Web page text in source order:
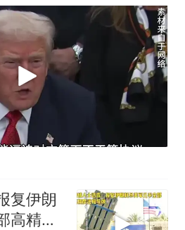
复伊朗
高精度